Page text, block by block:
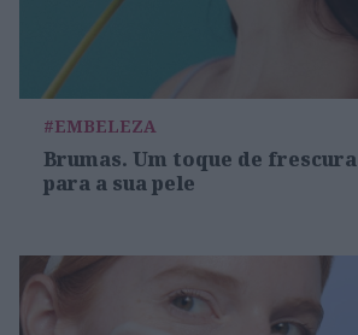
#EMBELEZA
Brumas. Um toque de frescura
para a sua pele